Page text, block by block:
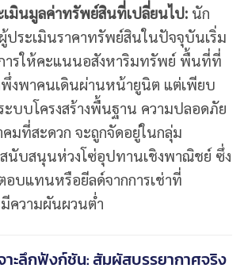
เมินมูลค่าทรัพย์สินที่เปลี่ยนไป:นัก
ประเมินราคาทรัพย์สินในปัจจุบันเริ่ม
ารให้คะแนนอสังหาริมทรัพย์ พื้นที่ที่
พึ่งพาคนเดินผ่านหน้ายูนิต แต่เพียบ
บบโครงสร้างพื้นฐาน ความปลอดภัย
มที่สะดวก จะถูกจัดอยู่ในกลุ่ม
นับสนุนห่วงโซ่อุปทานเชิงพาณิชย์ ซึ่ง
อบแทนหรือยีลด์จากการเช่าที่
ความผันผวนต่ำ
ะลึกฟังก์ชัน: สัมผัสบรรยากาศจริง